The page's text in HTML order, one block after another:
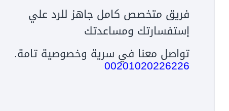
فريق متخصص كامل جاهز للرد علي
إستفسارتك ومساعدتك
تواصل معنا في سرية وخصوصية تامة.
00201020226226